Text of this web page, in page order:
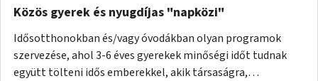
Közös gyerek és nyugdíjas "napközi"
Idősotthonokban és/vagy óvodákban olyan programok
szervezése, ahol 3-6 éves gyerekek minőségi időt tudnak
együtt tölteni idős emberekkel, akik társaságra,